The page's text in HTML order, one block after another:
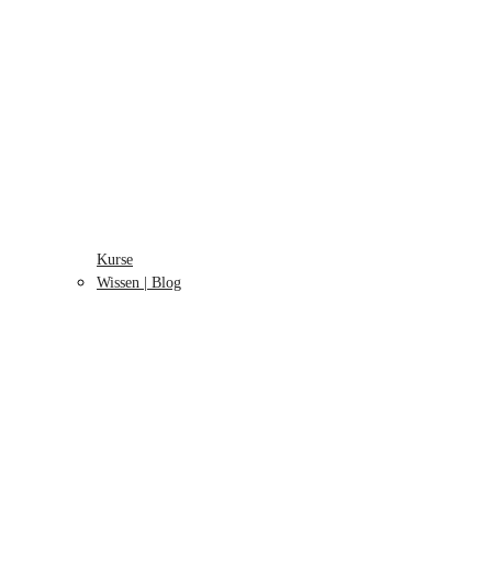
Kurse
Wissen | Blog